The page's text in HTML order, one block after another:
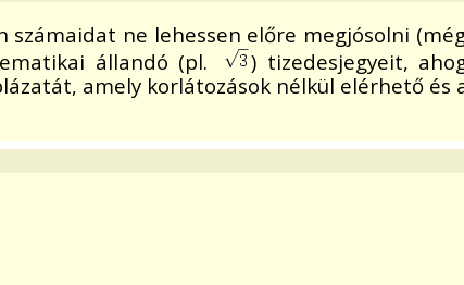
számaidat ne lehessen előre megjósolni
állandó (pl.
) tizedesjegyeit,
amely korlátozások nélkül elérhető